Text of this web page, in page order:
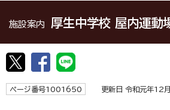
施設案内 厚生中学校 屋内運動
ページ番号1001650 更新日 令和元年12